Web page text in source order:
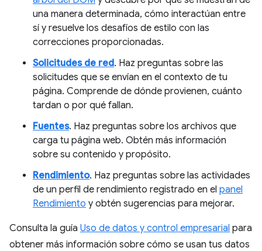
una manera determinada, cómo interactúan entre
sí y resuelve los desafíos de estilo con las
correcciones proporcionadas.
Solicitudes de red. Haz preguntas sobre las
solicitudes que se envían en el contexto de tu
página. Comprende de dónde provienen, cuánto
tardan o por qué fallan.
Fuentes. Haz preguntas sobre los archivos que
carga tu página web. Obtén más información
sobre su contenido y propósito.
Rendimiento. Haz preguntas sobre las actividades
de un perfil de rendimiento registrado en el panel
Rendimiento y obtén sugerencias para mejorar.
Consulta la guía Uso de datos y control empresarial para
obtener más información sobre cómo se usan tus datos